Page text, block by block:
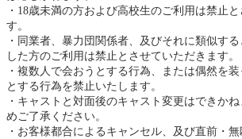
18歳未満の方および高校生のご利用は禁止
す。
同業者、暴力団関係者、及びそれに類似す
した方のご利用は禁止とさせていただきます。
複数人で会おうとする行為、または偶然を
とする行為を禁止いたします。
キャストと対面後のキャスト変更はできか
めご了承ください。
お客様都合によるキャンセル、及び直前・